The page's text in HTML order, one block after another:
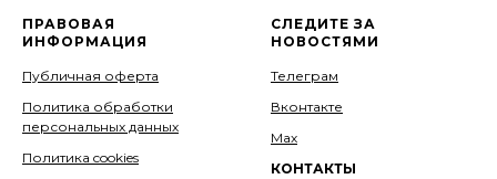
ПРАВОВАЯ
ИНФОРМАЦИЯ
Публичная оферта
Политика обработки
персональных данных
Политика cookies
СЛЕДИТЕ ЗА
НОВОСТЯМИ
Телеграм
Вконтакте
Мах
КОНТАКТЫ